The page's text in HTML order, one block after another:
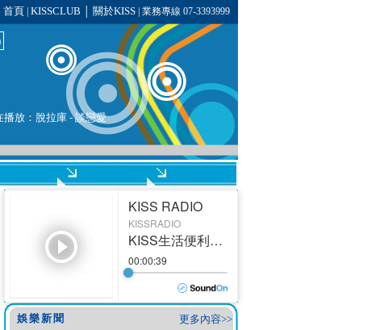
首頁 KISSCLUB 關於KISS| 業務專線 07-3393999
放： 脫拉庫- 談戀愛
更多內容>>
娛樂新聞